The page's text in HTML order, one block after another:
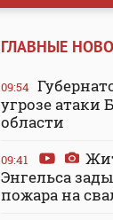
ГЛАВНЫЕ
09:54
угрозе атаки
области
09:41
Энгельса
пожара на